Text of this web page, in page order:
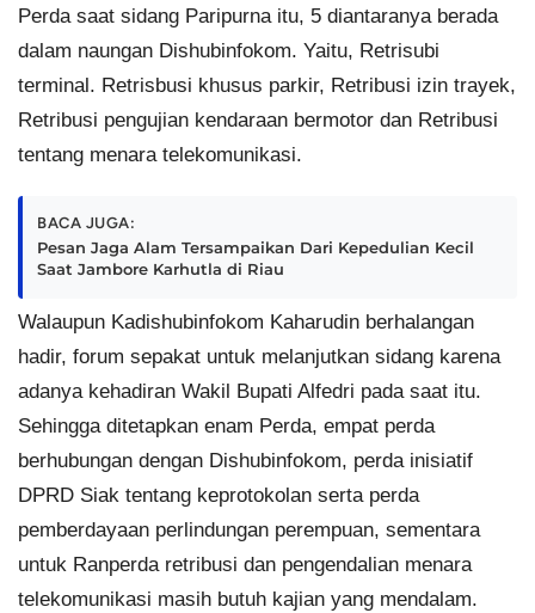
Perda saat sidang Paripurna itu, 5 diantaranya berada
dalam naungan Dishubinfokom. Yaitu, Retrisubi
terminal. Retrisbusi khusus parkir, Retribusi izin trayek,
Retribusi pengujian kendaraan bermotor dan Retribusi
tentang menara telekomunikasi.
BACA JUGA:
Pesan Jaga Alam Tersampaikan Dari Kepedulian Kecil
Saat Jambore Karhutla di Riau
Walaupun Kadishubinfokom Kaharudin berhalangan
hadir, forum sepakat untuk melanjutkan sidang karena
adanya kehadiran Wakil Bupati Alfedri pada saat itu.
Sehingga ditetapkan enam Perda, empat perda
berhubungan dengan Dishubinfokom, perda inisiatif
DPRD Siak tentang keprotokolan serta perda
pemberdayaan perlindungan perempuan, sementara
untuk Ranperda retribusi dan pengendalian menara
telekomunikasi masih butuh kajian yang mendalam.